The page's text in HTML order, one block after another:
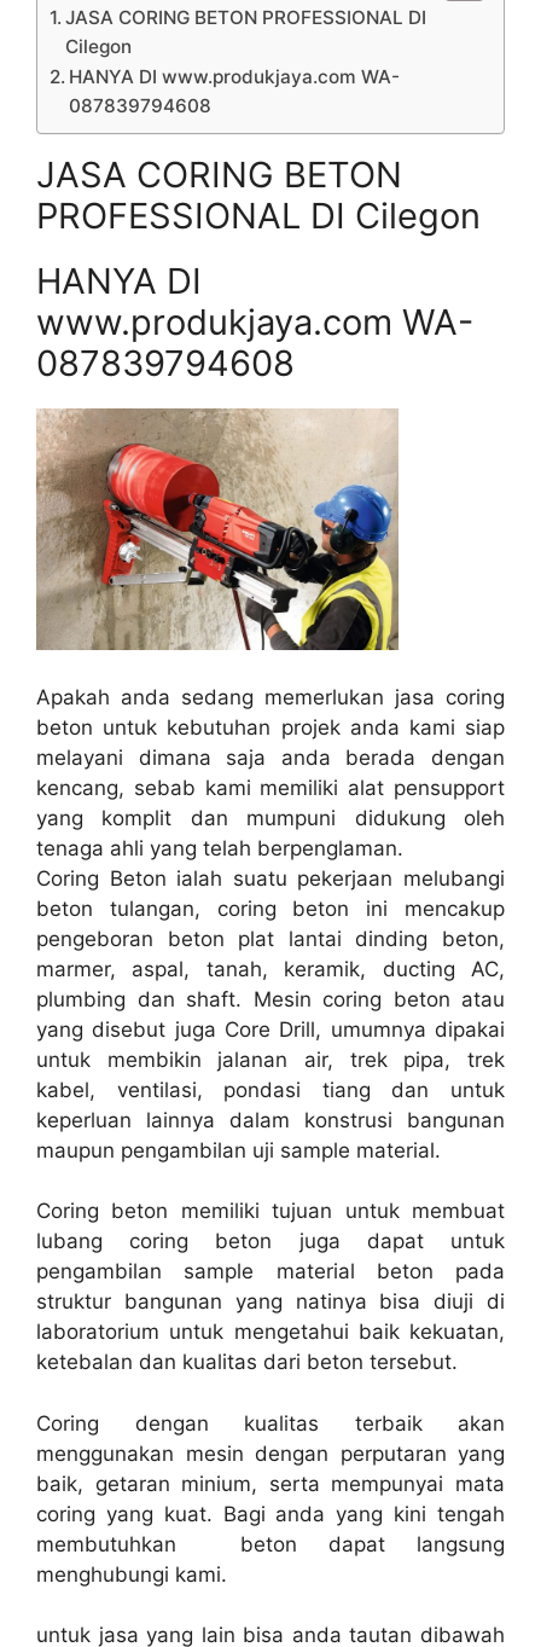
JASA CORING BETON PROFESSIONAL DI
Cilegon
HANYA DI www.produkjaya.com WA-
087839794608
JASA CORING BETON
PROFESSIONAL DI Cilegon
HANYA DI
www.produkjaya.com WA-
087839794608
Apakah anda sedang memerlukan jasa coring
beton untuk kebutuhan projek anda kami siap
melayani dimana saja anda berada dengan
kencang, sebab kami memiliki alat pensupport
yang komplit dan mumpuni didukung oleh
tenaga ahli yang telah berpenglaman.
Coring Beton ialah suatu pekerjaan melubangi
beton tulangan, coring beton ini mencakup
pengeboran beton plat lantai dinding beton,
marmer, aspal, tanah, keramik, ducting AC,
plumbing dan shaft. Mesin coring beton atau
yang disebut juga Core Drill, umumnya dipakai
untuk membikin jalanan air, trek pipa, trek
kabel, ventilasi, pondasi tiang dan untuk
keperluan lainnya dalam konstrusi bangunan
maupun pengambilan uji sample material.
Coring beton memiliki tujuan untuk membuat
lubang coring beton juga dapat untuk
pengambilan sample material beton pada
struktur bangunan yang natinya bisa diuji di
laboratorium untuk mengetahui baik kekuatan,
ketebalan dan kualitas dari beton tersebut.
Coring dengan kualitas terbaik akan
menggunakan mesin dengan perputaran yang
baik, getaran minium, serta mempunyai mata
coring yang kuat. Bagi anda yang kini tengah
membutuhkan beton dapat langsung
menghubungi kami.
untuk jasa yang lain bisa anda tautan dibawah